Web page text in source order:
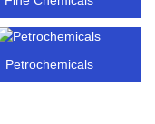
Petrochemicals